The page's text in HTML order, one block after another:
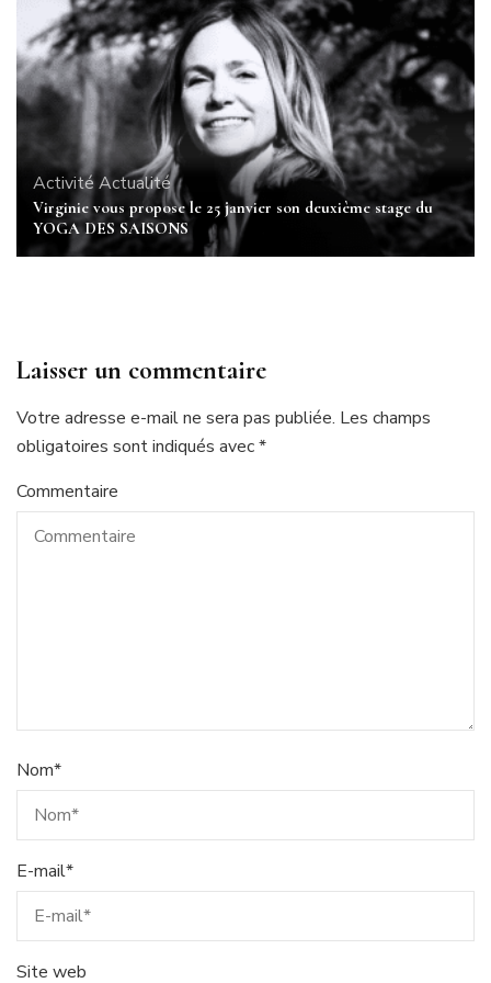
ActivitéActualité
Virginie vous propose le 25 janvier son deuxième stage du
YOGA DES SAISONS
Laisser un commentaire
Votre adresse e-mail ne sera pas publiée. Les champs
obligatoires sont indiqués avec*
Commentaire
Nom*
E-mail*
Site web